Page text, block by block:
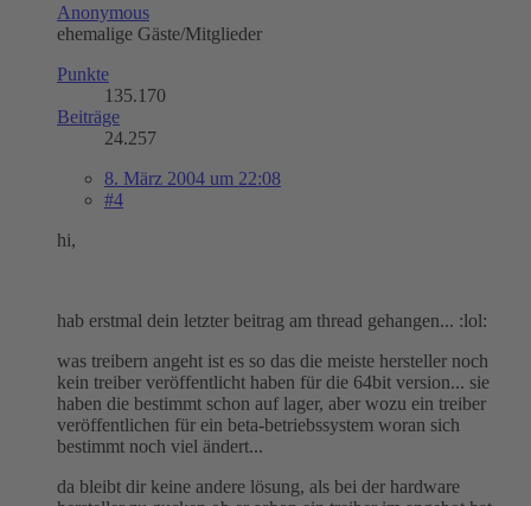
Anonymous
ehemalige Gäste/Mitglieder
Punkte
135.170
Beiträge
24.257
8. März 2004 um 22:08
#4
hi,
hab erstmal dein letzter beitrag am thread gehangen... :lol:
was treibern angeht ist es so das die meiste hersteller noch
kein treiber veröffentlicht haben für die 64bit version... sie
haben die bestimmt schon auf lager, aber wozu ein treiber
veröffentlichen für ein beta-betriebssystem woran sich
bestimmt noch viel ändert...
da bleibt dir keine andere lösung, als bei der hardware